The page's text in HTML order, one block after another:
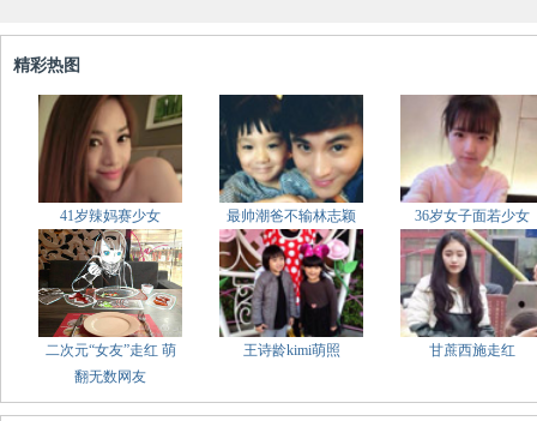
精彩热图
41岁辣妈赛少女 最帅潮爸不输林志颖 36岁女子面若少女
二次元“女友”走红 萌
翻无数网友
王诗龄kimi萌照 甘蔗西施走红